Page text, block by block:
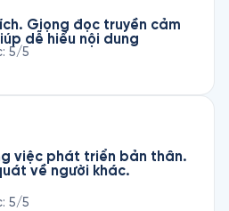
Giọng đọc truyền cảm
dễ hiểu nội dung
: 5/5
việc phát triển bản thân.
về người khác.
: 5/5